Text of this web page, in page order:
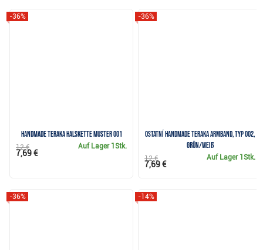
Handmade Teraka Halskette Muster 001
-36%
Auf Lager 1Stk.
12 €
7,69 €
Ostatní Handmade Teraka Armband, Typ 002,
grün/weiß
-36%
Auf Lager 1Stk.
12 €
7,69 €
-36% -14%